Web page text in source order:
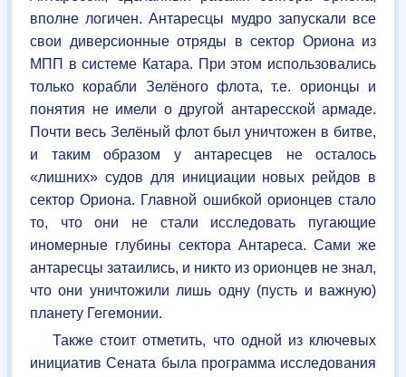
вполне логичен. Антаресцы мудро запускали все
свои диверсионные отряды в сектор Ориона из
МПП в системе Катара. При этом использовались
только корабли Зелёного флота, т.е. орионцы и
понятия не имели о другой антаресской армаде.
Почти весь Зелёный флот был уничтожен в битве,
и таким образом у антаресцев не осталось
«лишних» судов для инициации новых рейдов в
сектор Ориона. Главной ошибкой орионцев стало
то, что они не стали исследовать пугающие
иномерные глубины сектора Антареса. Сами же
антаресцы затаились, и никто из орионцев не знал,
что они уничтожили лишь одну (пусть и важную)
планету Гегемонии.
Также стоит отметить, что одной из ключевых
инициатив Сената была программа исследования